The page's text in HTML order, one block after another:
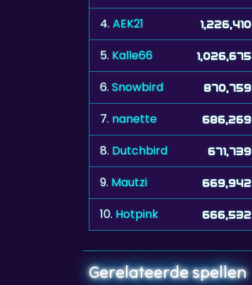
4.AEK21 1,226,410
5. Kalle66 1,026,675
6.Snowbird 870,759
7. nanette 686,269
8. Dutchbird 671,739
9. Mautzi 669,942
10. Hotpink 666,532
Gerelateerde spellen